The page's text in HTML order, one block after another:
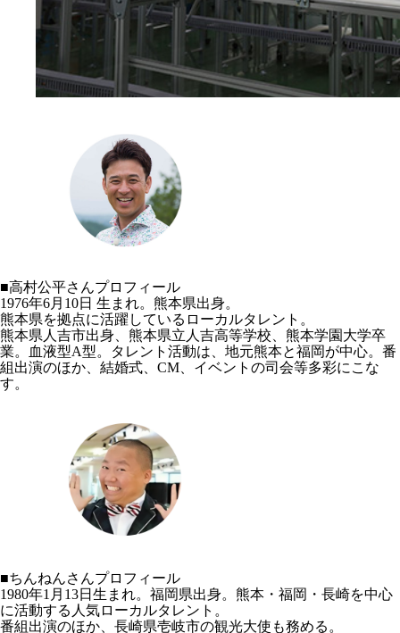
■高村公平さんプロフィール
1976年6月10日 生まれ。熊本県出身。
熊本県を拠点に活躍しているローカルタレント。
熊本県人吉市出身、熊本県立人吉高等学校、熊本学園大学卒
業。血液型A型。タレント活動は、地元熊本と福岡が中心。番
組出演のほか、結婚式、CM、イベントの司会等多彩にこな
す。
■ちんねんさんプロフィール
1980年1月13日生まれ。福岡県出身。熊本・福岡・長崎を中心
に活動する人気ローカルタレント。
番組出演のほか、長崎県壱岐市の観光大使も務める。